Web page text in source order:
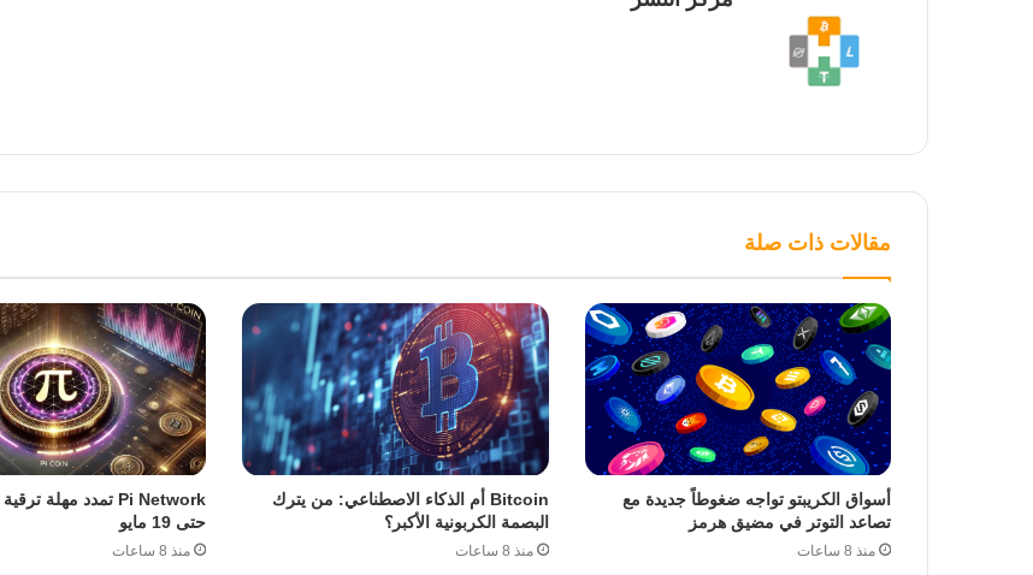
مقالات ذات صلة
أسواق الكريبتو تواجه ضغوطاً جديدة مع
تصاعد التوتر في مضيق هرمز
منذ 8 ساعات
Bitcoin أم الذكاء الاصطناعي: من يترك
البصمة الكربونية الأكبر؟
منذ 8 ساعات
حتى 19 مايو
منذ 8 ساعات